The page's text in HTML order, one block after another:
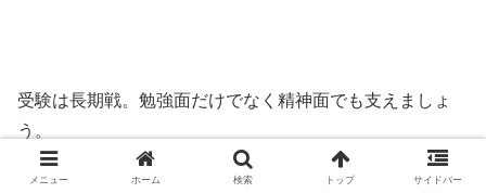
受験は長期戦。勉強面だけでなく精神面でも支えましょ
う。
メニュー ホーム 検索 トップ サイドバー